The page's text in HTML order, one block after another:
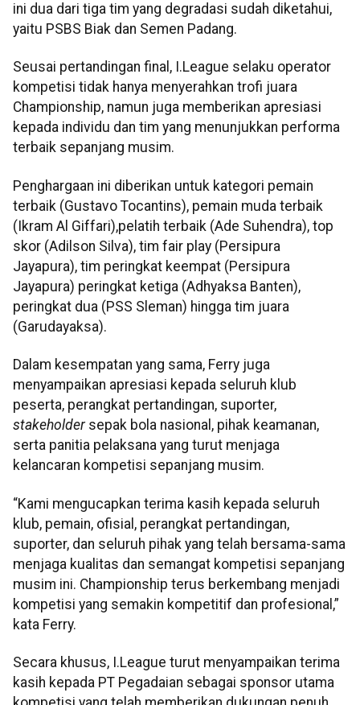
ini dua dari tiga tim yang degradasi sudah diketahui,
yaitu PSBS Biak dan Semen Padang.
Seusai pertandingan final, I.League selaku operator
kompetisi tidak hanya menyerahkan trofi juara
Championship, namun juga memberikan apresiasi
kepada individu dan tim yang menunjukkan performa
terbaik sepanjang musim.
Penghargaan ini diberikan untuk kategori pemain
terbaik (Gustavo Tocantins), pemain muda terbaik
(Ikram Al Giffari),pelatih terbaik (Ade Suhendra), top
skor (Adilson Silva), tim fair play (Persipura
Jayapura), tim peringkat keempat (Persipura
Jayapura) peringkat ketiga (Adhyaksa Banten),
peringkat dua (PSS Sleman) hingga tim juara
(Garudayaksa).
Dalam kesempatan yang sama, Ferry juga
menyampaikan apresiasi kepada seluruh klub
peserta, perangkat pertandingan, suporter,
stakeholdersepak bola nasional, pihak keamanan,
serta panitia pelaksana yang turut menjaga
kelancaran kompetisi sepanjang musim.
“Kami mengucapkan terima kasih kepada seluruh
klub, pemain, ofisial, perangkat pertandingan,
suporter, dan seluruh pihak yang telah bersama-sama
menjaga kualitas dan semangat kompetisi sepanjang
musim ini. Championship terus berkembang menjadi
kompetisi yang semakin kompetitif dan profesional,”
kata Ferry.
Secara khusus, I.League turut menyampaikan terima
kasih kepada PT Pegadaian sebagai sponsor utama